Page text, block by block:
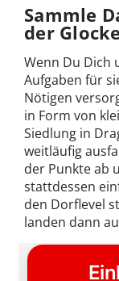
Sammle
der
Wenn Du Dich
Aufgaben für
Nötigen
in Form von
Siedlung in
weitläufig
der Punkte ab
stattdessen
den Dorflevel
landen dann